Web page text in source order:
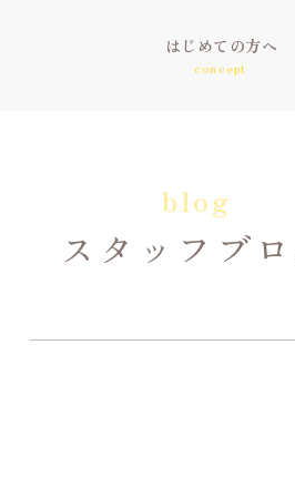
はじめての方へ
concept
blog
スタッフブ